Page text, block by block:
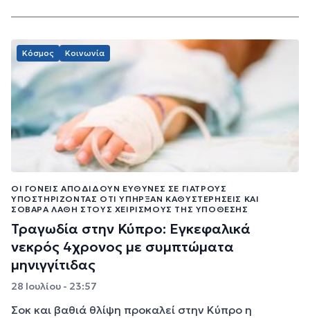
Κόσμος Κοινωνία
ΟΙ ΓΟΝΕΊΣ ΑΠΟΔΊΔΟΥΝ ΕΥΘΎΝΕΣ ΣΕ ΓΙΑΤΡΟΎΣ
ΥΠΟΣΤΗΡΊΖΟΝΤΑΣ ΌΤΙ ΥΠΉΡΞΑΝ ΚΑΘΥΣΤΕΡΉΣΕΙΣ ΚΑΙ
ΣΟΒΑΡΆ ΛΆΘΗ ΣΤΟΥΣ ΧΕΙΡΙΣΜΟΎΣ ΤΗΣ ΥΠΌΘΕΣΗΣ
Τραγωδία στην Κύπρο: Εγκεφαλικά
νεκρός 4χρονος με συμπτώματα
μηνιγγίτιδας
28 Ιουλίου - 23:57
Σοκ και βαθιά θλίψη προκαλεί στην Κύπρο η